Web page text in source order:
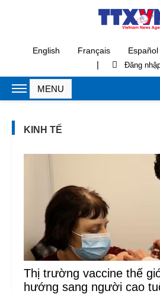
English Français Español
|
KINH TẾ
Thị trường vaccine thế
hướng sang người cao